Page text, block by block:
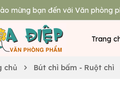
mừng bạn đến với Văn phòng
Trang
chủ Bút chì bấm - Ruột chì